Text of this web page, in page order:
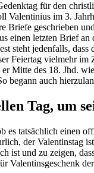
für den
Valentinius im 3.
Briefe geschrieben
einen letzten Brief
steht jedenfalls,
Feiertag vielmehr
Mitte des 18. Jhd.
begann auch
Tag, um
es tatsächlich einen
der Valentinstag
ist und zu zeigen,
Valentinsgeschenk